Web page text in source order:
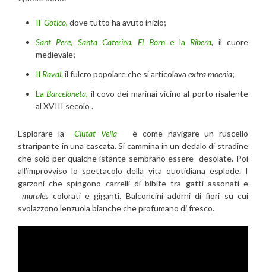
Il Gotico, dove tutto ha avuto inizio;
Sant Pere, Santa Caterina,El Borne la Ribera, il cuore
medievale;
Il Raval, il fulcro popolare che si articolava extra moenia;
LaBarceloneta, il covo dei marinai vicino al porto risalente
al XVIII secolo .
Esplorare laCiutat Vella
è come navigare un ruscello
straripante in una cascata. Si cammina in un dedalo di stradine
che solo per qualche istante sembrano essere desolate. Poi
all’improvviso lo spettacolo della vita quotidiana esplode. I
garzoni che spingono carrelli di bibite tra gatti assonati e
murales colorati e giganti. Balconcini adorni di fiori su cui
svolazzono lenzuola bianche che profumano di fresco.